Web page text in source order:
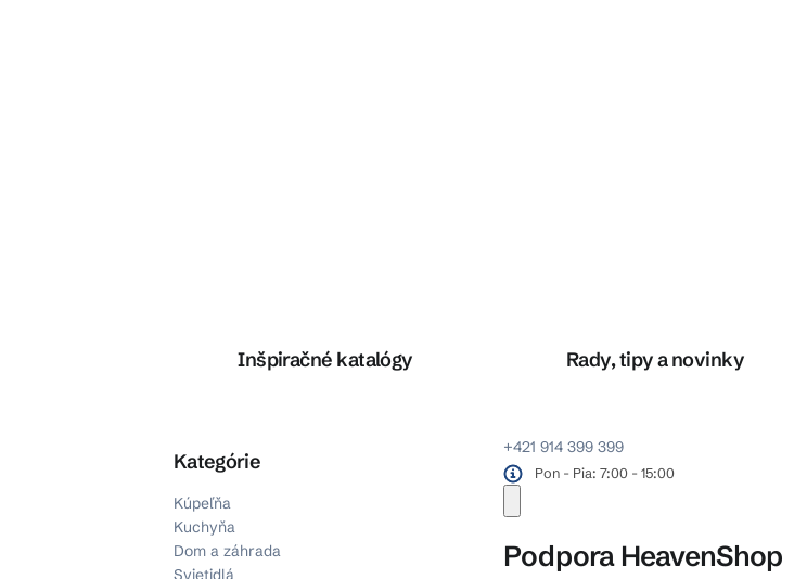
Inšpiračné katalógy Rady, tipy a novinky
+421 914 399 399
Pon - Pia: 7:00 - 15:00
Podpora HeavenShop
Kategórie
Kúpeľňa
Kuchyňa
Dom a záhrada
Svietidlá